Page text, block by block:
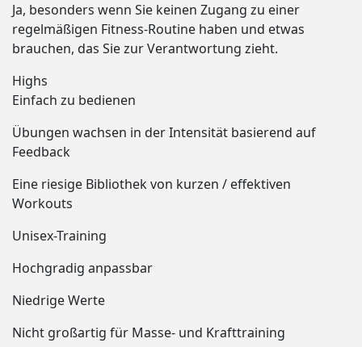
Ja, besonders wenn Sie keinen Zugang zu einer
regelmäßigen Fitness-Routine haben und etwas
brauchen, das Sie zur Verantwortung zieht.
Highs
Einfach zu bedienen
Übungen wachsen in der Intensität basierend auf
Feedback
Eine riesige Bibliothek von kurzen / effektiven
Workouts
Unisex-Training
Hochgradig anpassbar
Niedrige Werte
Nicht großartig für Masse- und Krafttraining